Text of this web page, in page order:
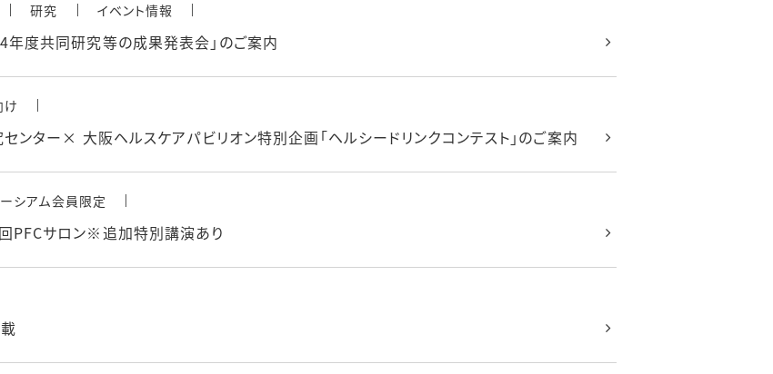
研究 イベント情報
年度共同研究等の成果発表会」のご案内
け
ター× 大阪ヘルスケアパビリオン特別企画「ヘルシードリンクコンテスト」のご案内
シアム会員限定
回PFCサロン※追加特別講演あり